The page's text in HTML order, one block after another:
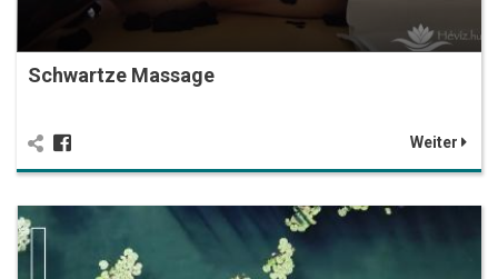
Schwartze Massage
Weiter